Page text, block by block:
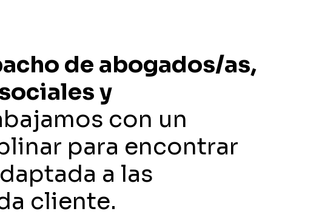
de abogados/as,
y
con un
para encontrar
a las
cliente.